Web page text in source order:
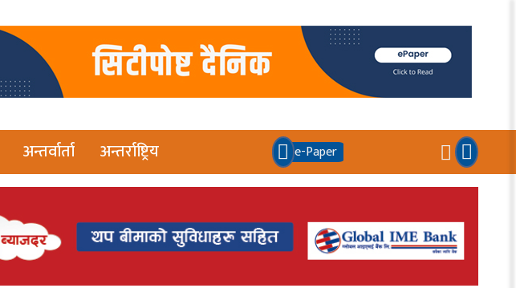
अन्तर्वार्ता अन्तर्राष्ट्रिय e-Paper